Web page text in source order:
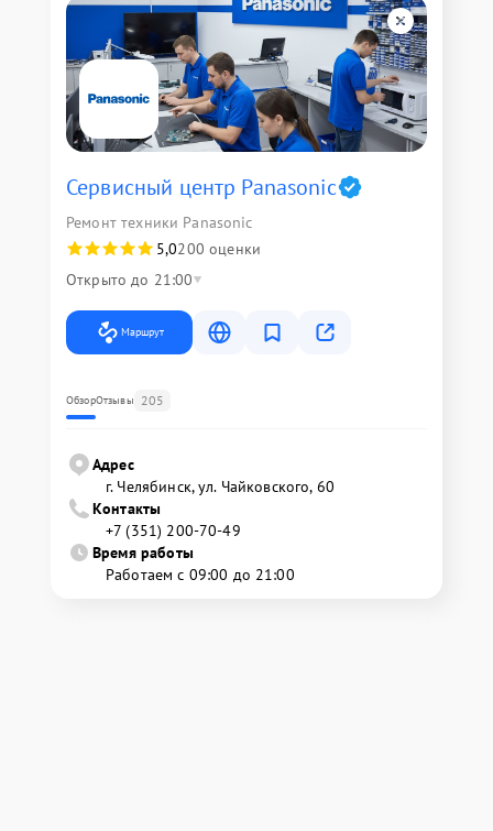
Сервисный центр Panasonic
Ремонт техники Panasonic
5,0200 оценки
Открыто до 21:00
Маршрут
ОбзорОтзывы 205
Адрес
г. Челябинск, ул. Чайковского, 60
Контакты
+7 (351) 200-70-49
Время работы
Работаем с 09:00 до 21:00